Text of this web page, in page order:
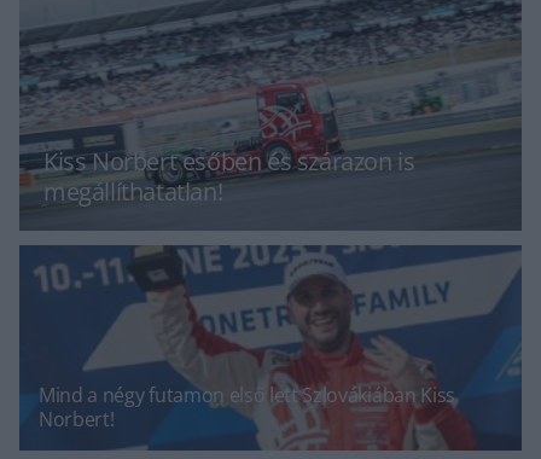
Kiss Norbert esőben és szárazon is
megállíthatatlan!
Mind a négy futamon első lett Szlovákiában Kiss
Norbert!